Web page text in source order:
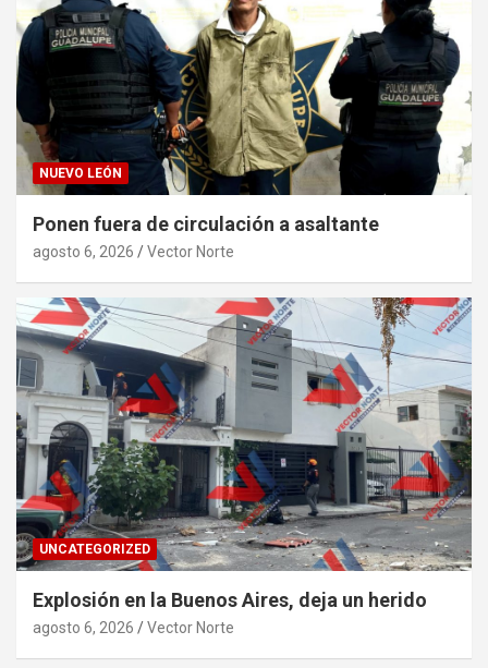
NUEVO LEÓN
Ponen fuera de circulación a asaltante
agosto 6, 2026 Vector Norte
UNCATEGORIZED
Explosión en la Buenos Aires, deja un herido
agosto 6, 2026 Vector Norte